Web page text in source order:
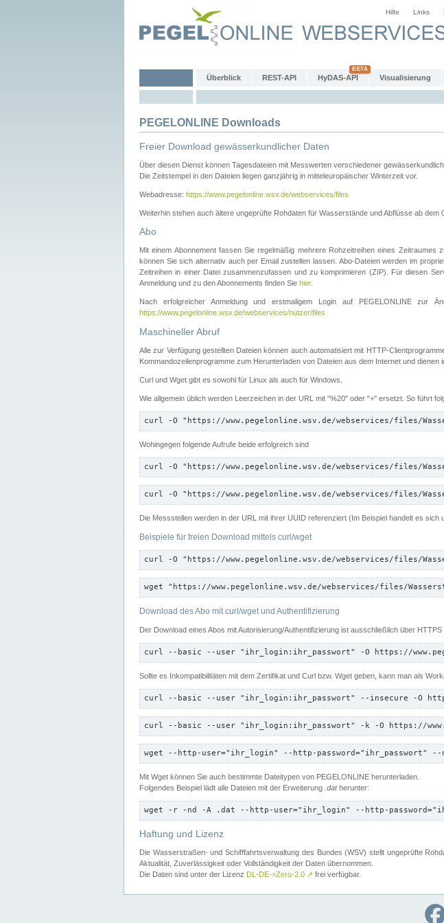
Hilfe Links
Überblick REST-API HyDAS-API Visualisierung
PEGELONLINE Downloads
Freier Download gewässerkundlicher Daten
Über diesen Dienst können Tagesdateien mit Messwerten verschiedener
Die Zeitstempel in den Dateien liegen ganzjährig in mitteleuropäischer Winterzeit vor.
Webadresse: https://www.pegelonline.wsv.de/webservices/files
Weiterhin stehen auch ältere ungeprüfte Rohdaten für Wasserstände und Abflüsse ab dem
Abo
Mit einem Abonnement fassen Sie regelmäßig mehrere Rohzeitreihen eines
können Sie sich alternativ auch per Email zustellen lassen. Abo-Dateien werden im
Zeitreihen in einer Datei zusammenzufassen und zu komprimieren (ZIP). Für diesen
Anmeldung und zu den Abonnements finden Sie hier.
Nach erfolgreicher Anmeldung und erstmaligem Login auf PEGELONLINE zur
https://www.pegelonline.wsv.de/webservices/nutzer/files
Maschineller Abruf
Alle zur Verfügung gestellten Dateien können auch automatisiert mit HTTP-
Kommandozeilenprogramme zum Herunterladen von Dateien aus dem Internet und
Curl und Wget gibt es sowohl für Linux als auch für Windows.
Wie allgemein üblich werden Leerzeichen in der URL mit "%20" oder "+" ersetzt. So führt
curl -O "https://www.pegelonline.wsv.de/webservices/files/
Wohingegen folgende Aufrufe beide erfolgreich sind
curl -O "https://www.pegelonline.wsv.de/webservices/files/
curl -O "https://www.pegelonline.wsv.de/webservices/files/
Die Messstellen werden in der URL mit ihrer UUID referenziert (Im Beispiel handelt es sich
Beispiele für freien Download mittels curl/wget
curl -O "https://www.pegelonline.wsv.de/webservices/files/
wget "https://www.pegelonline.wsv.de/webservices/files/
Download des Abo mit curl/wget und Authentifizierung
Der Download eines Abos mit Autorisierung/Authentifizierung ist ausschließlich über HTTPS
curl --basic --user "ihr_login:ihr_passwort" -O https://
Sollte es Inkompatibilitäten mit dem Zertifikat und Curl bzw. Wget geben, kann man als
curl --basic --user "ihr_login:ihr_passwort" --insecure -O
curl --basic --user "ihr_login:ihr_passwort" -k -O https://
wget --http-user="ihr_login" --http-password="ihr_passwort"
Mit Wget können Sie auch bestimmte Dateitypen von PEGELONLINE herunterladen.
Folgendes Beispiel lädt alle Dateien mit der Erweiterung .datherunter:
wget -r -nd -A .dat --http-user="ihr_login" --http-
Haftung und Lizenz
Die Wasserstraßen- und Schifffahrtsverwaltung des Bundes (WSV) stellt ungeprüfte
Aktualität, Zuverlässigkeit oder Vollständigkeit der Daten übernommen.
Die Daten sind unter der Lizenz DL-DE->Zero-2.0 ↗ frei verfügbar.